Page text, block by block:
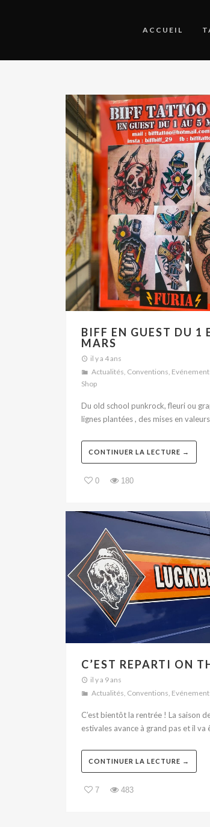
ACCUEIL
BIFF EN GUEST DU 1
MARS
il y a 4 ans
Actualités Conventions
Shop
Du old school punkrock, fleuri ou
lignes plantées , des mises en
CONTINUER LA LECTURE →
0 180
C’EST REPARTI ON
il y a 9 ans
Actualités, Conventions,
C’est bientôt la rentrée ! La saison
estivales avance à grand pas et il va
CONTINUER LA LECTURE →
7 483